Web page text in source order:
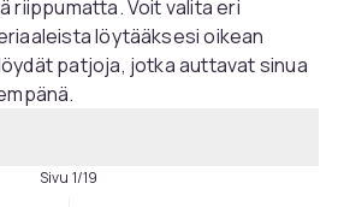
riippumatta. Voit valita eri
löytääksesi oikean
patjoja, jotka auttavat sinua
Sivu 1/19